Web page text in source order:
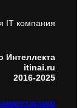
IT компания
Интеллекта
itinai.ru
2016-2025